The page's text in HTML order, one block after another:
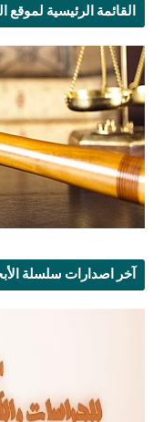
القائمة الرئيسية لموقع
آخر اصدارات سلسلة